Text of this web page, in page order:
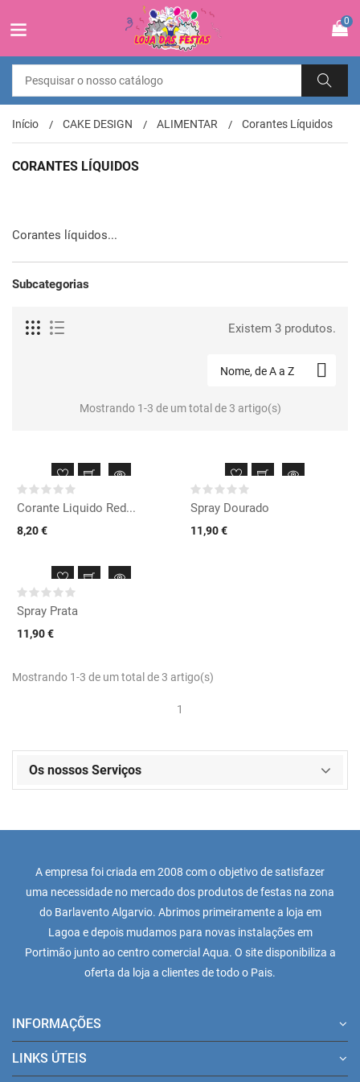
0
Início CAKE DESIGN ALIMENTAR Corantes Líquidos
CORANTES LÍQUIDOS
Corantes líquidos...
Subcategorias
Existem 3 produtos.
Nome, de A a Z 
Mostrando 1-3 de um total de 3 artigo(s)
Corante Liquido Red...
8,20 €
Spray Dourado
11,90 €
Spray Prata
11,90 €
Mostrando 1-3 de um total de 3 artigo(s)
1
Os nossos Serviços
A empresa foi criada em 2008 com o objetivo de satisfazer
uma necessidade no mercado dos produtos de festas na zona
do Barlavento Algarvio. Abrimos primeiramente a loja em
Lagoa e depois mudamos para novas instalações em
Portimão junto ao centro comercial Aqua. O site disponibiliza a
oferta da loja a clientes de todo o Pais.
INFORMAÇÕES
LINKS ÚTEIS